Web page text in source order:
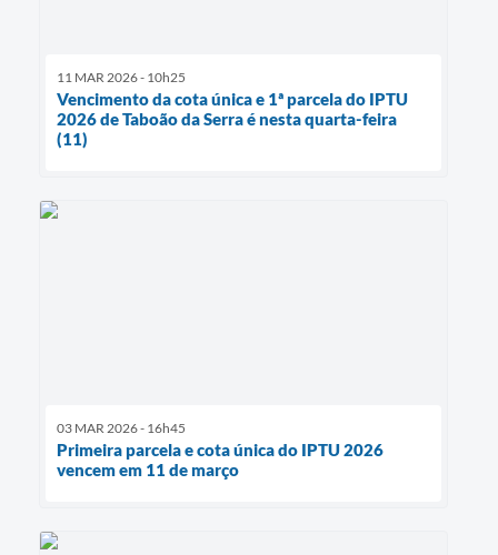
11 MAR 2026 - 10h25
Vencimento da cota única e 1ª parcela do IPTU
2026 de Taboão da Serra é nesta quarta-feira
(11)
03 MAR 2026 - 16h45
Primeira parcela e cota única do IPTU 2026
vencem em 11 de março